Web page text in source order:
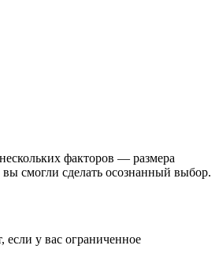
факторов — размера
смогли сделать осознанный выбор.
у вас ограниченное